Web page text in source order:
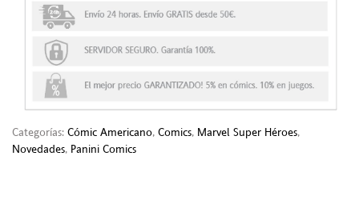
Categorías: Cómic Americano, Comics, Marvel Super Héroes,
Novedades, Panini Comics